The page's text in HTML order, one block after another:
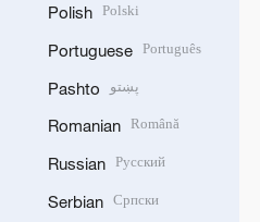
Polish Polski
Portuguese Português
Pashto پښتو
Romanian Română
Russian Русский
Serbian Српски